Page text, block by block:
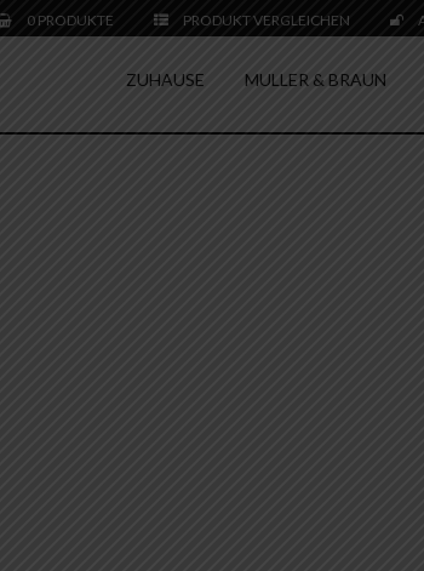
0 PRODUKTE PRODUKT VERGLEICHEN
ZUHAUSE MULLER & BRAUN